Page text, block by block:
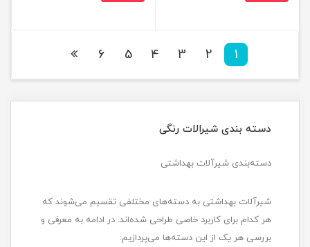
1
2
3
4
5
6
دسته بندی شیرالات رنگی
دسته‌بندی شیرآلات بهداشتی
شیرآلات بهداشتی به دسته‌های مختلفی تقسیم می‌شوند که
هر کدام برای کاربرد خاصی طراحی شده‌اند. در ادامه به معرفی و
بررسی هر یک از این دسته‌ها می‌پردازیم: